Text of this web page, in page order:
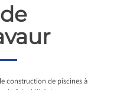
construction de piscines à